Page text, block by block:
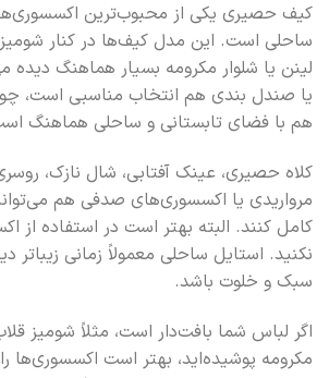
کیف حصیری یکی از محبوب‌ترین اکسسوری‌ها
ساحلی است. این مدل کیف‌ها در کنار شومیز
لینن یا شلوار مکرومه بسیار هماهنگ
یا صندل بندی هم انتخاب مناسبی است،
هم با فضای تابستانی و ساحلی هماهنگ
کلاه حصیری، عینک آفتابی، شال نازک،
مرواریدی یا اکسسوری‌های صدفی هم
کامل کنند. البته بهتر است در استفاده از
نکنید. استایل ساحلی معمولاً زمانی زیباتر
سبک و خلوت باشد.
اگر لباس شما بافت‌دار است، مثلاً شومیز
مکرومه پوشیده‌اید، بهتر است اکسسوری‌ها